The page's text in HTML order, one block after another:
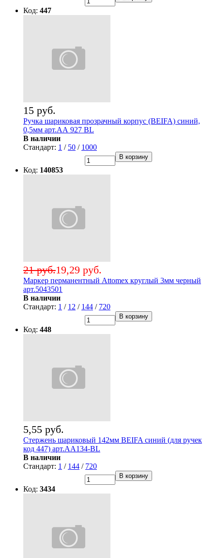
Код: 447
15 руб.
Ручка шариковая прозрачный корпус (BEIFA) синий,
0,5мм арт.АА 927 BL
В наличии
Стандарт: 1 / 50 / 1000
В корзину
Код: 140853
19,29 руб.
21 руб.
Маркер перманентный Attomex круглый 3мм черный
арт.5043501
В наличии
Стандарт: 1 / 12 / 144 / 720
В корзину
Код: 448
5,55 руб.
Стержень шариковый 142мм BEIFA синий (для ручек
код 447) арт.АА134-BL
В наличии
Стандарт: 1 / 144 / 720
В корзину
Код: 3434